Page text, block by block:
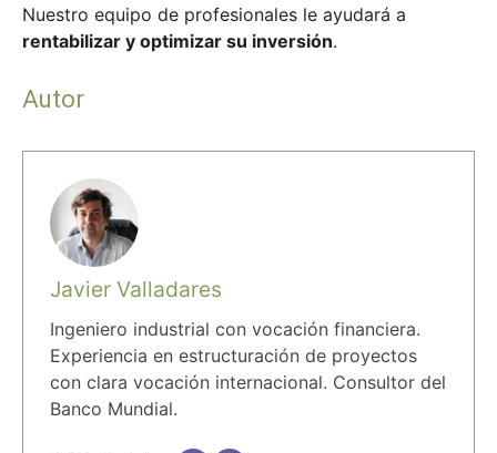
Nuestro equipo de profesionales le ayudará a
rentabilizar y optimizar su inversión.
Autor
Javier Valladares
Ingeniero industrial con vocación financiera.
Experiencia en estructuración de proyectos
con clara vocación internacional. Consultor del
Banco Mundial.